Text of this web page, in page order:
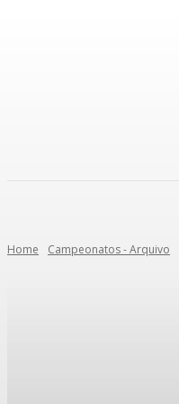
Home Campeonatos - Arquivo